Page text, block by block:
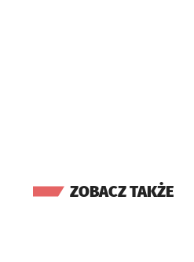
ZOBACZ TAKŻE